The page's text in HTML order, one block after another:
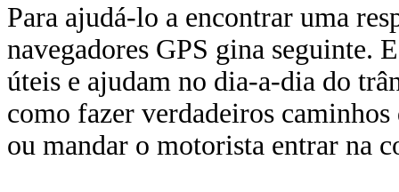
Para ajudá-lo a encontrar uma
navegadores GPS gina seguinte.
úteis e ajudam no dia-a-dia do
como fazer verdadeiros
ou mandar o motorista entrar na